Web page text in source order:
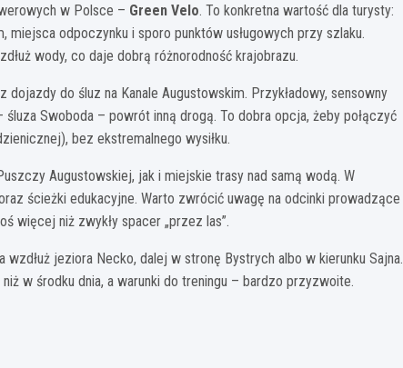
w Polsce – Green Velo. To konkretna wartość dla turysty:
odpoczynku i sporo punktów usługowych przy szlaku.
wody, co daje dobrą różnorodność krajobrazu.
do śluz na Kanale Augustowskim. Przykładowy, sensowny
Swoboda – powrót inną drogą. To dobra opcja, żeby połączyć
bez ekstremalnego wysiłku.
Augustowskiej, jak i miejskie trasy nad samą wodą. W
ścieżki edukacyjne. Warto zwrócić uwagę na odcinki prowadzące
więcej niż zwykły spacer „przez las”.
jeziora Necko, dalej w stronę Bystrych albo w kierunku Sajna.
w środku dnia, a warunki do treningu – bardzo przyzwoite.